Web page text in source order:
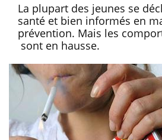
La plupart des jeunes se
santé et bien informés en
prévention. Mais les
sont en hausse.